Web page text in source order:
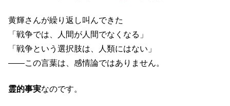
黄輝さんが繰り返し叫んできた
「戦争では、人間が人間でなくなる」
「戦争という選択肢は、人類にはない」
――この言葉は、感情論ではありません。
霊的事実なのです。